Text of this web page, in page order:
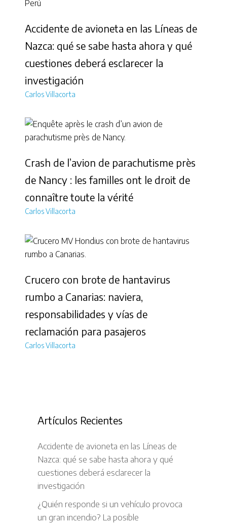
Accidente de avioneta en las Líneas de
Nazca: qué se sabe hasta ahora y qué
cuestiones deberá esclarecer la
investigación
Carlos Villacorta
Crash de l’avion de parachutisme près
de Nancy : les familles ont le droit de
connaître toute la vérité
Carlos Villacorta
Crucero con brote de hantavirus
rumbo a Canarias: naviera,
responsabilidades y vías de
reclamación para pasajeros
Carlos Villacorta
Artículos Recientes
Accidente de avioneta en las Líneas de
Nazca: qué se sabe hasta ahora y qué
cuestiones deberá esclarecer la
investigación
¿Quién responde si un vehículo provoca
un gran incendio? La posible